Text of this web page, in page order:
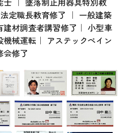
定職長教育修了 ｜ 一般建築
建材調査者講習修了｜ 小型車
機械運転｜ アステックペイン
会修了